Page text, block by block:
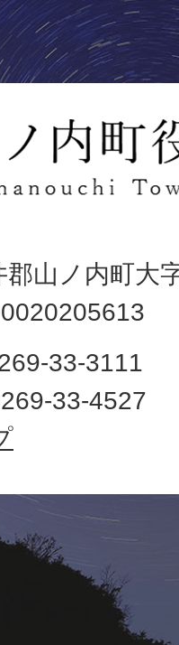
郡山ノ内町大
33-3111
33-4527